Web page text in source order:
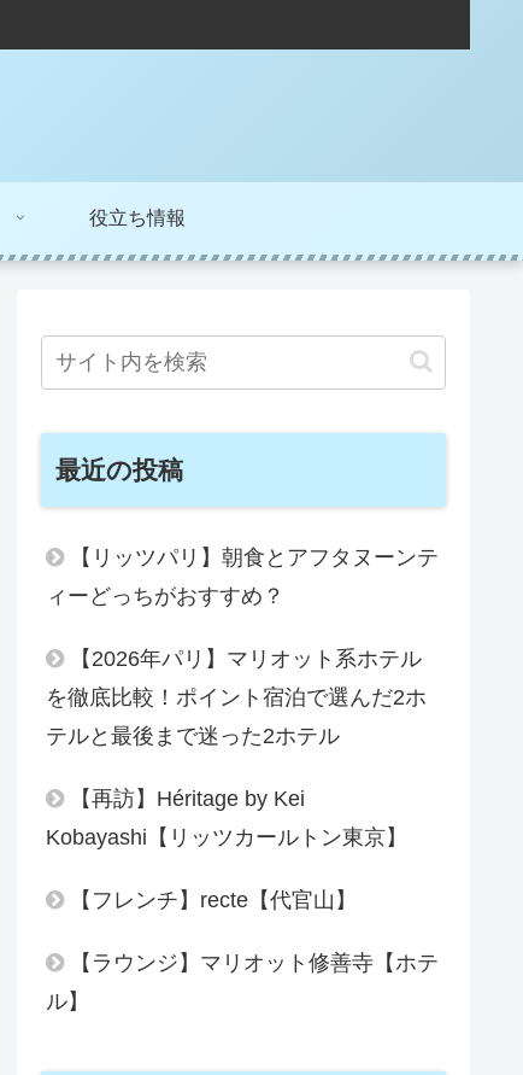
役立ち情報
最近の投稿
【リッツパリ】朝食とアフタヌーンテ
ィーどっちがおすすめ？
【2026年パリ】マリオット系ホテル
を徹底比較！ポイント宿泊で選んだ2ホ
テルと最後まで迷った2ホテル
【再訪】Héritage by Kei
Kobayashi【リッツカールトン東京】
【フレンチ】recte【代官山】
【ラウンジ】マリオット修善寺【ホテ
ル】